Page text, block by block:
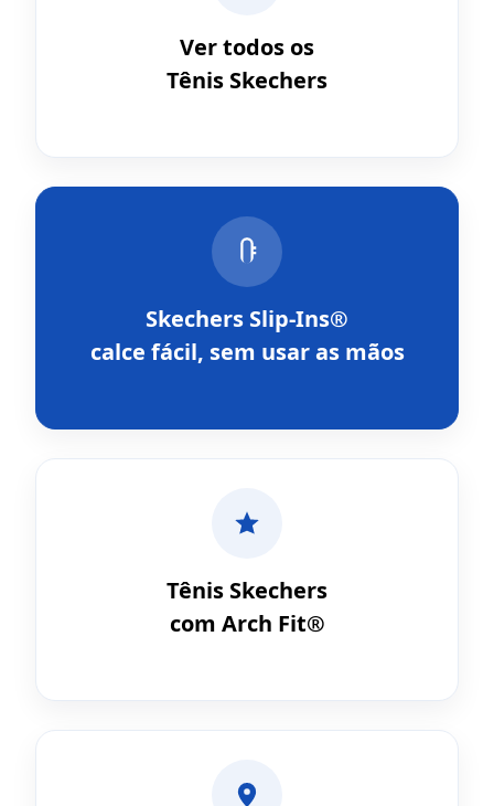
Ver todos os
Tênis Skechers
Skechers Slip-Ins®
calce fácil, sem usar as mãos
Tênis Skechers
com Arch Fit®